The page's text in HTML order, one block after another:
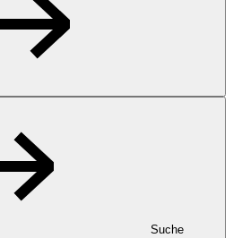
Suche